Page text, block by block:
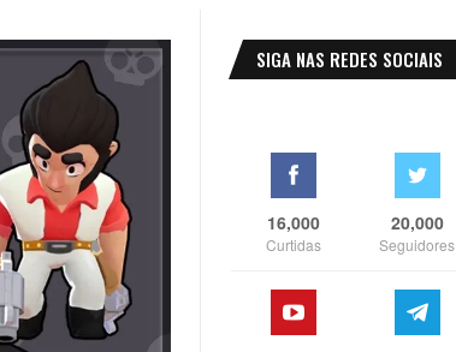
SIGA NAS REDES SOCIAIS
16,000
Curtidas
20,000
Seguidores